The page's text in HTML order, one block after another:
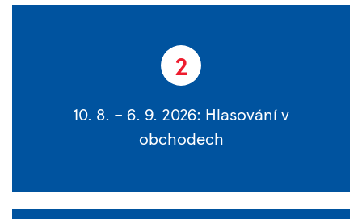
2
10. 8. – 6. 9. 2026: Hlasování v
obchodech